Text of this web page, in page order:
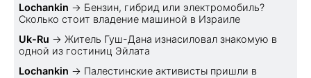
Lochankin → Бензин, гибрид или электромобиль?
Cколько стоит владение машиной в Израиле
Uk-Ru → Житель Гуш-Дана изнасиловал знакомую в
одной из гостиниц Эйлата
Lochankin → Палестинские активисты пришли в